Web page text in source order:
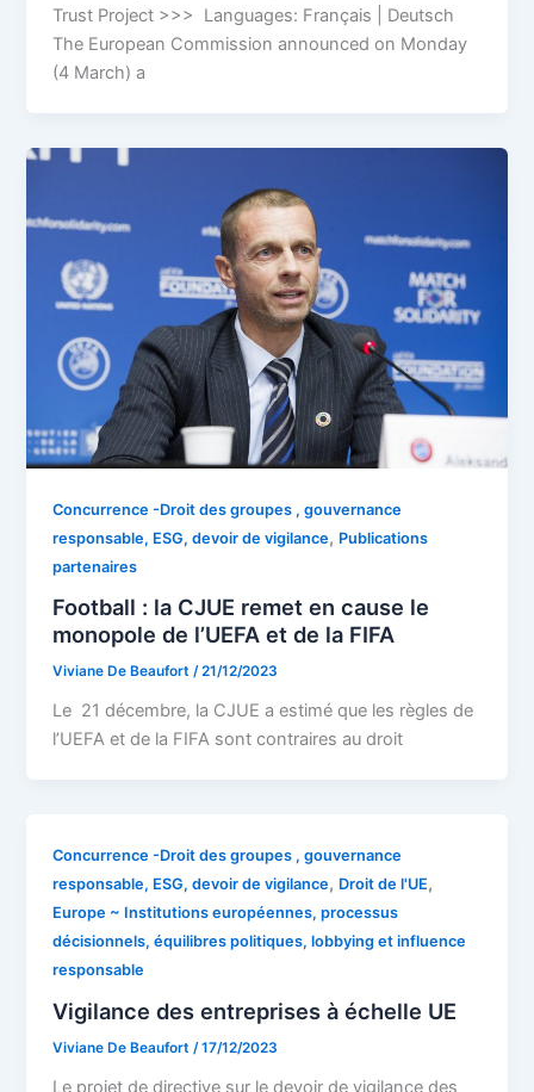
Trust Project >>> Languages: Français | Deutsch
The European Commission announced on Monday
(4 March) a
Concurrence -Droit des groupes , gouvernance
responsable, ESG, devoir de vigilance, Publications
partenaires
Football : la CJUE remet en cause le
monopole de l’UEFA et de la FIFA
Viviane De Beaufort/21/12/2023
Le 21 décembre, la CJUE a estimé que les règles de
l’UEFA et de la FIFA sont contraires au droit
Concurrence -Droit des groupes , gouvernance
responsable, ESG, devoir de vigilance, Droit de l'UE,
Europe ~ Institutions européennes, processus
décisionnels, équilibres politiques, lobbying et influence
responsable
Vigilance des entreprises à échelle UE
Viviane De Beaufort /17/12/2023
Le projet de directive sur le devoir de vigilance des